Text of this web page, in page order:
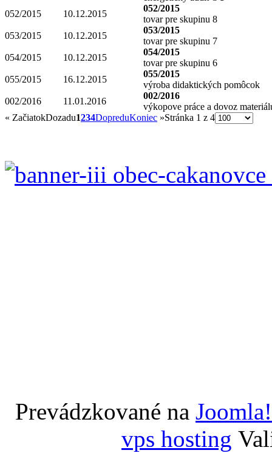
« ZačiatokDozadu1234DopreduKoniec »Stránka 1 z 4
052/2015
10.12.2015
052/2015
tovar pre skupinu 8
053/2015
10.12.2015
053/2015
tovar pre skupinu 7
054/2015
10.12.2015
054/2015
tovar pre skupinu 6
055/2015
16.12.2015
055/2015
výroba didaktických pomôcok
002/2016
11.01.2016
002/2016
výkopove práce a dovoz
Prevádzkované na Joomla!
vps hosting